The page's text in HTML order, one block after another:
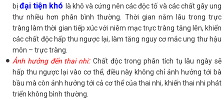
bịđại tiện khó là khô và cứng nên các độc tố và các chất gây ung
thư nhiều hơn phân bình thường. Thời gian nằm lâu trong trực
tràng làm thời gian tiếp xúc với niêm mạc trực tràng tăng lên, khiến
các chất độc hấp thu ngược lại, làm tăng nguy cơ mắc ung thư hậu
môn – trực tràng.
Ảnh hưởng đến thai nhi: Chất độc trong phân tích tụ lâu ngày sẽ
hấp thu ngược lại vào cơ thể, điều này không chỉ ảnh hưởng tới bà
bầu mà còn ảnh hưởng tới cả cơ thể của thai nhi, khiến thai nhi phát
triển không bình thường.